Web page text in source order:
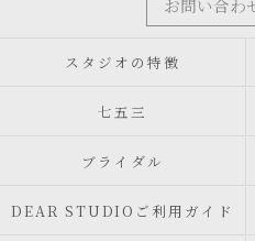
スタジオの特徴
七五三
ブライダル
DEAR STUDIOご利用ガイド